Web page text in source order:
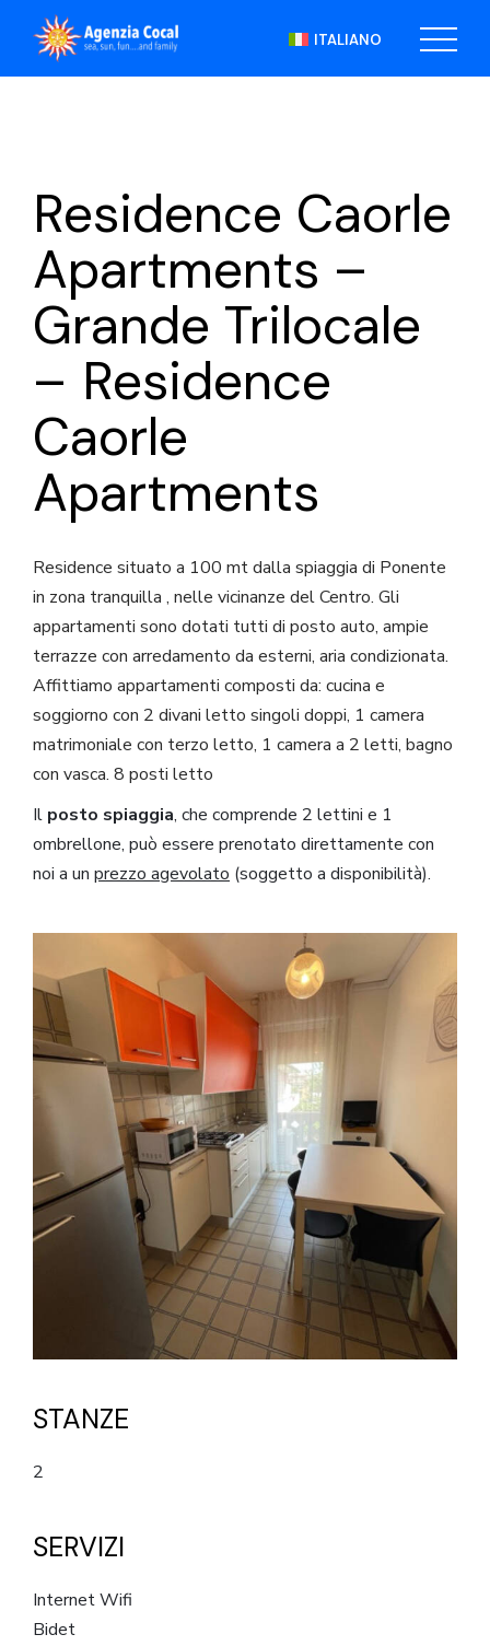
content
ITALIANO
Residence Caorle
Apartments –
Grande Trilocale
– Residence
Caorle
Apartments
Residence situato a 100 mt dalla spiaggia di Ponente
in zona tranquilla , nelle vicinanze del Centro. Gli
appartamenti sono dotati tutti di posto auto, ampie
terrazze con arredamento da esterni, aria condizionata.
Affittiamo appartamenti composti da: cucina e
soggiorno con 2 divani letto singoli doppi, 1 camera
matrimoniale con terzo letto, 1 camera a 2 letti, bagno
con vasca. 8 posti letto
Il posto spiaggia, che comprende 2 lettini e 1
ombrellone, può essere prenotato direttamente con
noi a un prezzo agevolato (soggetto a disponibilità).
STANZE
2
SERVIZI
Internet Wifi
Bidet